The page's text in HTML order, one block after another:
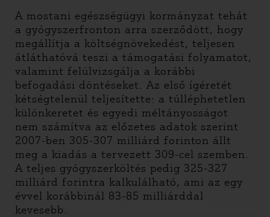
A mostani egészségügyi kormányzat tehát
a gyógyszerfronton arra szerződött, hogy
megállítja a költségnövekedést, teljesen
átláthatóvá teszi a támogatási folyamatot,
valamint felülvizsgálja a korábbi
befogadási döntéseket. Az első ígéretét
kétségtelenül teljesítette: a túlléphetetlen
különkeretet és egyedi méltányosságot
nem számítva az előzetes adatok szerint
2007-ben 305-307 milliárd forinton állt
meg a kiadás a tervezett 309-cel szemben.
A teljes gyógyszerköltés pedig 325-327
milliárd forintra kalkulálható, ami az egy
évvel korábbinál 83-85 milliárddal
kevesebb.